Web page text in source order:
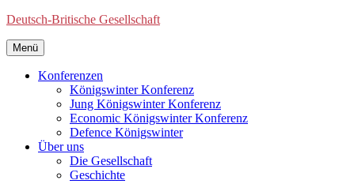
Deutsch-Britische Gesellschaft
Menü
Konferenzen
Königswinter Konferenz
Jung Königswinter Konferenz
Economic Königswinter Konferenz
Defence Königswinter
Über uns
Die Gesellschaft
Geschichte